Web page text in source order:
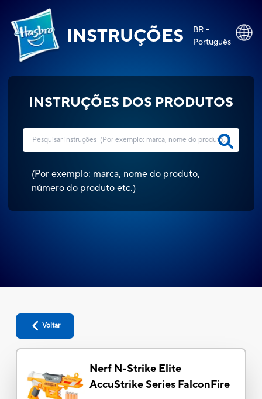
INSTRUÇÕES
BR -
Português
INSTRUÇÕES DOS PRODUTOS
(Por exemplo: marca, nome do produto,
número do produto etc.)
Voltar
Nerf N-Strike Elite
AccuStrike Series FalconFire